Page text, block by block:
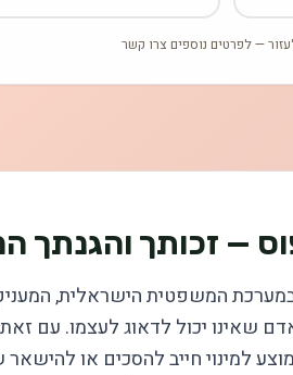
— לפרטים נוספים צרו קשר
— זכותך והגנתך
המשפטית הישראלית,
שאינו יכול לדאוג לעצמו. עם
למינוי חייב להסכים או